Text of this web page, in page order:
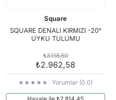
Square
SQUARE DENALI KIRMIZI -20°
UYKU TULUMU
₺3.118,50
₺2.962,58
Yorumlar (0.0)